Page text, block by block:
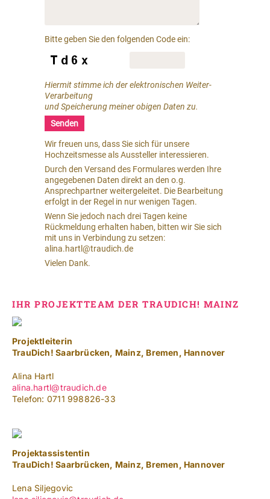
IHR PROJEKTTEAM DER TRAUDICH! MAINZ
Projektleiterin
TrauDich! Saarbrücken, Mainz, Bremen, Hannover
Alina Hartl
alina.hartl@traudich.de
Telefon: 0711 998826-33
Projektassistentin
TrauDich! Saarbrücken, Mainz, Bremen, Hannover
Lena Siljegovic